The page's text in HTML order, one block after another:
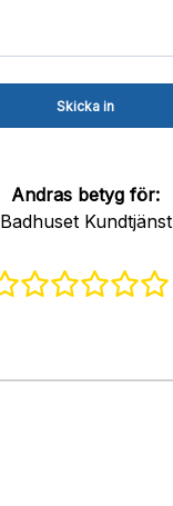
Andras betyg för:
Badhuset Kundtjänst